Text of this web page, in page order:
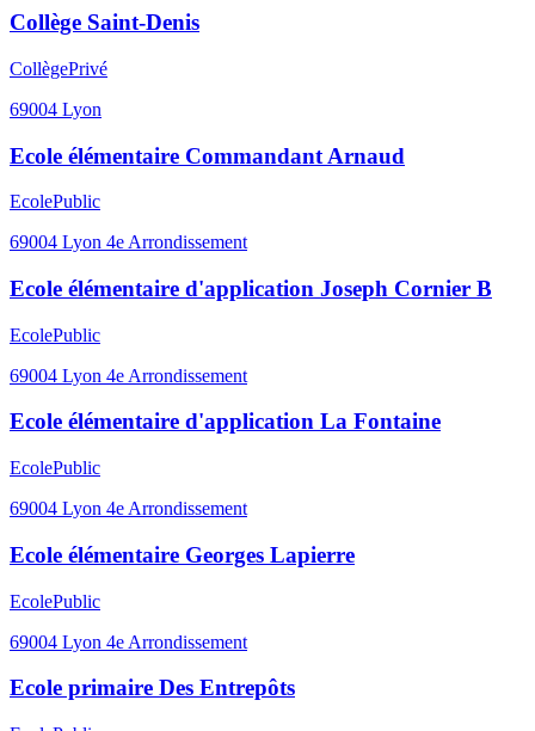
Collège Saint-Denis
CollègePrivé
69004 Lyon
Ecole élémentaire Commandant Arnaud
EcolePublic
69004 Lyon 4e Arrondissement
Ecole élémentaire d'application Joseph Cornier B
EcolePublic
69004 Lyon 4e Arrondissement
Ecole élémentaire d'application La Fontaine
EcolePublic
69004 Lyon 4e Arrondissement
Ecole élémentaire Georges Lapierre
EcolePublic
69004 Lyon 4e Arrondissement
Ecole primaire Des Entrepôts